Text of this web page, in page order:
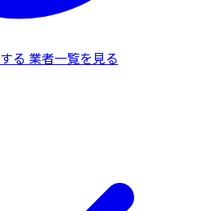
る 業者一覧を見る